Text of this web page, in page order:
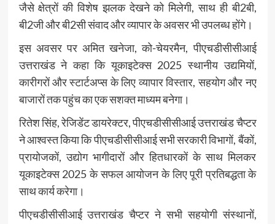
जैसे क्षेत्रों की विशेष झलक देखने को मिलेगी, साथ ही बी2बी,
बी2जी और बी2सी संवाद और व्यापार के अवसर भी उपलब्ध होंगे।
इस अवसर पर अमित खनेजा, को-चेयरमैन, पीएचडीसीसीआई
उत्तराखंड ने कहा कि यूकाइटेक्स 2025 स्थानीय उद्यमियों,
कारीगरों और स्टार्टअप्स के लिए व्यापार विस्तार, सहयोग और नए
बाजारों तक पहुंच का एक सशक्त माध्यम बनेगा।
रितेश सिंह, रेजिडेंट डायरेक्टर, पीएचडीसीसीआई उत्तराखंड चैप्टर
ने आश्वस्त किया कि पीएचडीसीसीआई सभी सरकारी विभागों, बैंकों,
प्रायोजकों, उद्योग भागीदारों और हितधारकों के साथ मिलकर
यूकाइटेक्स 2025 के सफल आयोजन के लिए पूरी प्रतिबद्धता के
साथ कार्य करेगा।
पीएचडीसीसीआई उत्तराखंड चैप्टर ने सभी सहयोगी संस्थानों,